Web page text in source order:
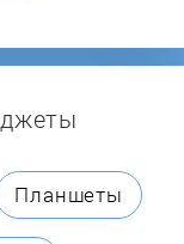
Планшеты